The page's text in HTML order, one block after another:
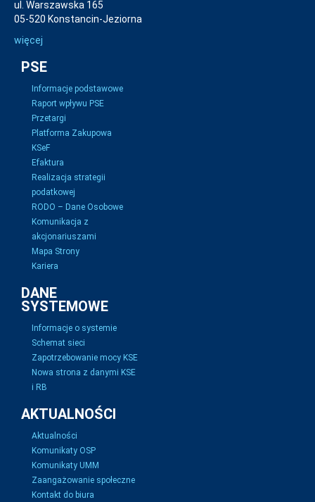
ul. Warszawska 165
05-520 Konstancin-Jeziorna
więcej
PSE
Informacje podstawowe
Raport wpływu PSE
Przetargi
Platforma Zakupowa
KSeF
Efaktura
Realizacja strategii
podatkowej
RODO – Dane Osobowe
Komunikacja z
akcjonariuszami
Mapa Strony
Kariera
DANE
SYSTEMOWE
Informacje o systemie
Schemat sieci
Zapotrzebowanie mocy KSE
Nowa strona z danymi KSE
i RB
AKTUALNOŚCI
Aktualności
Komunikaty OSP
Komunikaty UMM
Zaangażowanie społeczne
Kontakt do biura